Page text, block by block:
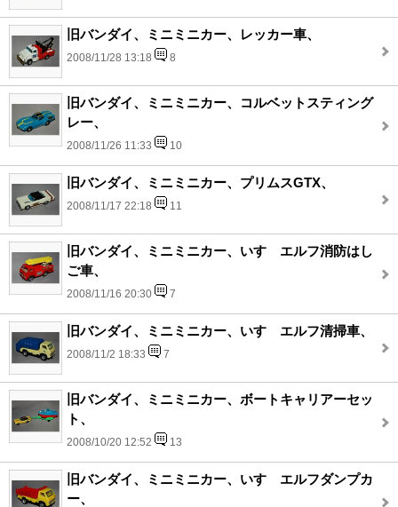
旧バンダイ、ミニミニカー、レッカー車、
2008/11/28 13:18 8
旧バンダイ、ミニミニカー、コルベットスティング
レー、
2008/11/26 11:33 10
旧バンダイ、ミニミニカー、プリムスGTX、
2008/11/17 22:18 11
旧バンダイ、ミニミニカー、いすゞエルフ消防はし
ご車、
2008/11/16 20:30 7
旧バンダイ、ミニミニカー、いすゞエルフ清掃車、
2008/11/2 18:33 7
旧バンダイ、ミニミニカー、ボートキャリアーセッ
ト、
2008/10/20 12:52 13
旧バンダイ、ミニミニカー、いすゞエルフダンプカ
ー、